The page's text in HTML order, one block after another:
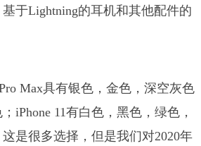
于Lightning的耳机和其他配件的
Max具有银色，金色，深空灰色
iPhone 11有白色，黑色，绿色，
是很多选择，但是我们对2020年